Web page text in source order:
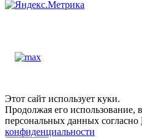
Этот сайт использует куки.
Продолжая его использование,
персональных данных согласно
конфиденциальности